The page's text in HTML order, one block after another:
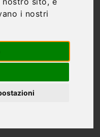
i nostri